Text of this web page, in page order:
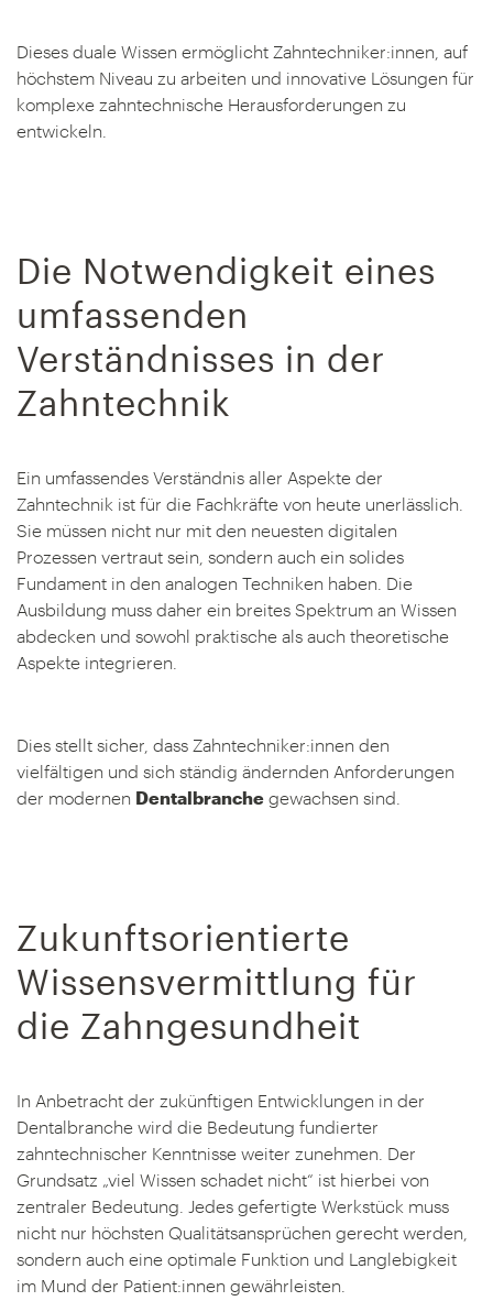
Dieses duale Wissen ermöglicht Zahntechniker:innen, auf
höchstem Niveau zu arbeiten und innovative Lösungen für
komplexe zahntechnische Herausforderungen zu
entwickeln.
Die Notwendigkeit eines
umfassenden
Verständnisses in der
Zahntechnik
Ein umfassendes Verständnis aller Aspekte der
Zahntechnik ist für die Fachkräfte von heute unerlässlich.
Sie müssen nicht nur mit den neuesten digitalen
Prozessen vertraut sein, sondern auch ein solides
Fundament in den analogen Techniken haben. Die
Ausbildung muss daher ein breites Spektrum an Wissen
abdecken und sowohl praktische als auch theoretische
Aspekte integrieren.
Dies stellt sicher, dass Zahntechniker:innen den
vielfältigen und sich ständig ändernden Anforderungen
der modernen Dentalbranche gewachsen sind.
Zukunftsorientierte
Wissensvermittlung für
die Zahngesundheit
In Anbetracht der zukünftigen Entwicklungen in der
Dentalbranche wird die Bedeutung fundierter
zahntechnischer Kenntnisse weiter zunehmen. Der
Grundsatz „viel Wissen schadet nicht“ ist hierbei von
zentraler Bedeutung. Jedes gefertigte Werkstück muss
nicht nur höchsten Qualitätsansprüchen gerecht werden,
sondern auch eine optimale Funktion und Langlebigkeit
im Mund der Patient:innen gewährleisten.